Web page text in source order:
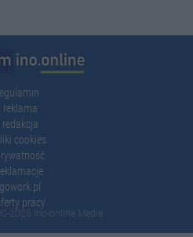
reklama
redakcja
cookies
gowork.pl
pracy
2026 Ino-online Media